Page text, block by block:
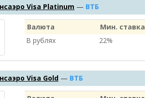
Visa Platinum — ВТБ
Валюта Мин. ставка
В рублях
22%
Visa Gold — ВТБ